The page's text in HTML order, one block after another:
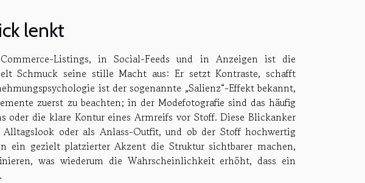
lenkt
Listings, in Social-Feeds und in Anzeigen ist die
Schmuck seine stille Macht aus: Er setzt Kontraste, schafft
ist der sogenannte „Salienz“-Effekt bekannt,
zuerst zu beachten; in der Modefotografie sind das häufig
oder die klare Kontur eines Armreifs vor Stoff. Diese Blickanker
oder als Anlass-Outfit, und ob der Stoff hochwertig
ein gezielt platzierter Akzent die Struktur sichtbarer machen,
was wiederum die Wahrscheinlichkeit erhöht, dass ein